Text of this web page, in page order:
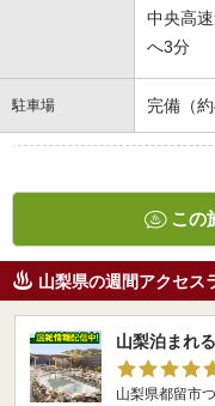
中央高
へ3分
駐車場 完備（
この
山梨県の週間アクセス
山梨泊まれ
山梨県都留市